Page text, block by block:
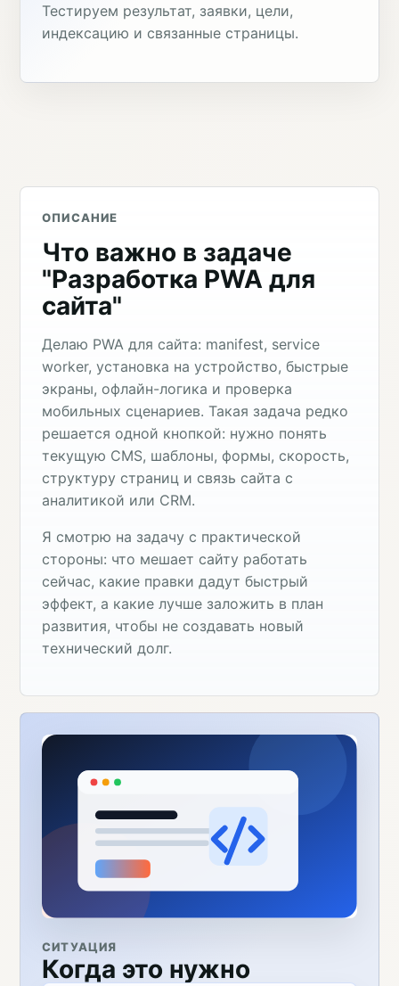
Тестируем результат, заявки, цели,
индексацию и связанные страницы.
ОПИСАНИЕ
Что важно в задаче
"Разработка PWA для
сайта"
Делаю PWA для сайта: manifest, service
worker, установка на устройство, быстрые
экраны, офлайн-логика и проверка
мобильных сценариев. Такая задача редко
решается одной кнопкой: нужно понять
текущую CMS, шаблоны, формы, скорость,
структуру страниц и связь сайта с
аналитикой или CRM.
Я смотрю на задачу с практической
стороны: что мешает сайту работать
сейчас, какие правки дадут быстрый
эффект, а какие лучше заложить в план
развития, чтобы не создавать новый
технический долг.
СИТУАЦИЯ
Когда это нужно